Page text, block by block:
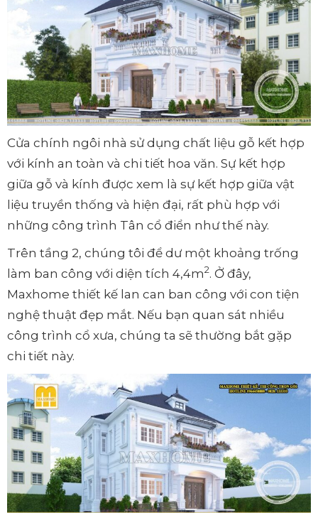
Cửa chính ngôi nhà sử dụng chất liệu gỗ kết hợp
với kính an toàn và chi tiết hoa văn. Sự kết hợp
giữa gỗ và kính được xem là sự kết hợp giữa vật
liệu truyền thống và hiện đại, rất phù hợp với
những công trình Tân cổ điển như thế này.
Trên tầng 2, chúng tôi để dư một khoảng trống
làm ban công với diện tích 4,4m2. Ở đây,
Maxhome thiết kế lan can ban công với con tiện
nghệ thuật đẹp mắt. Nếu bạn quan sát nhiều
công trình cổ xưa, chúng ta sẽ thường bắt gặp
chi tiết này.